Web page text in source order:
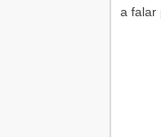
a falar